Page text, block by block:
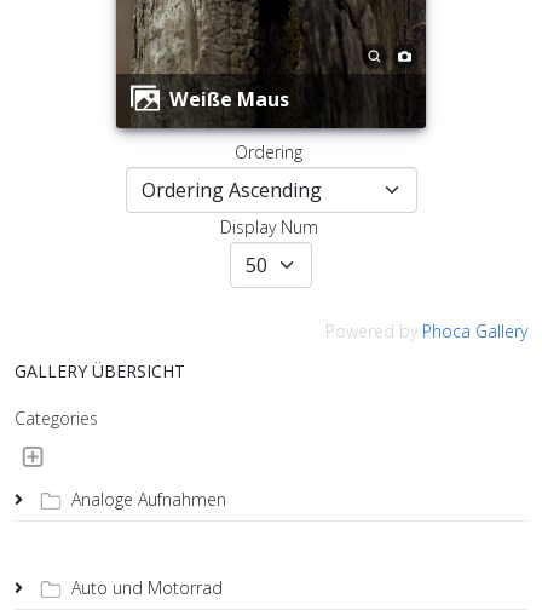
Weiße Maus
Ordering
Display Num
Powered by Phoca Gallery
GALLERY ÜBERSICHT
Categories
Analoge Aufnahmen
Auto und Motorrad